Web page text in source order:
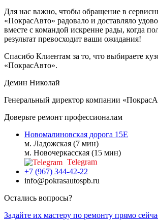
Для нас важно, чтобы обращение в
«ПокрасАвто» радовало и доставляло
вместе с командой искренне рады, когда
результат превосходит ваши ожидания!
Спасибо Клиентам за то, что выбираете
«ПокрасАвто».
Демин Николай
Генеральный директор компании
Доверьте ремонт профессионалам
Новомалиновская дорога 15Е
м. Ладожская (7 мин)
м. Новочеркасская (15 мин)
Telegram
+7 (967) 344-42-22
info@pokrasautospb.ru
Остались вопросы?
Задайте их мастеру по ремонту прямо